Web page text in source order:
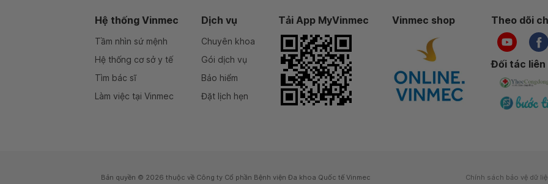
Hệ thống Vinmec
Tầm nhìn sứ mệnh
Hệ thống cơ sở y tế
Tìm bác sĩ
Làm việc tại Vinmec
Dịch vụ
Chuyên khoa
Gói dịch vụ
Bảo hiểm
Đặt lịch hẹn
Tải App MyVinmec Vinmec shop Theo dõi
Đối tác liên
Bản quyền © 2026 thuộc về Công ty Cổ phần Bệnh viện Đa khoa Quốc tế Vinmec Chính sách bảo vệ dữ